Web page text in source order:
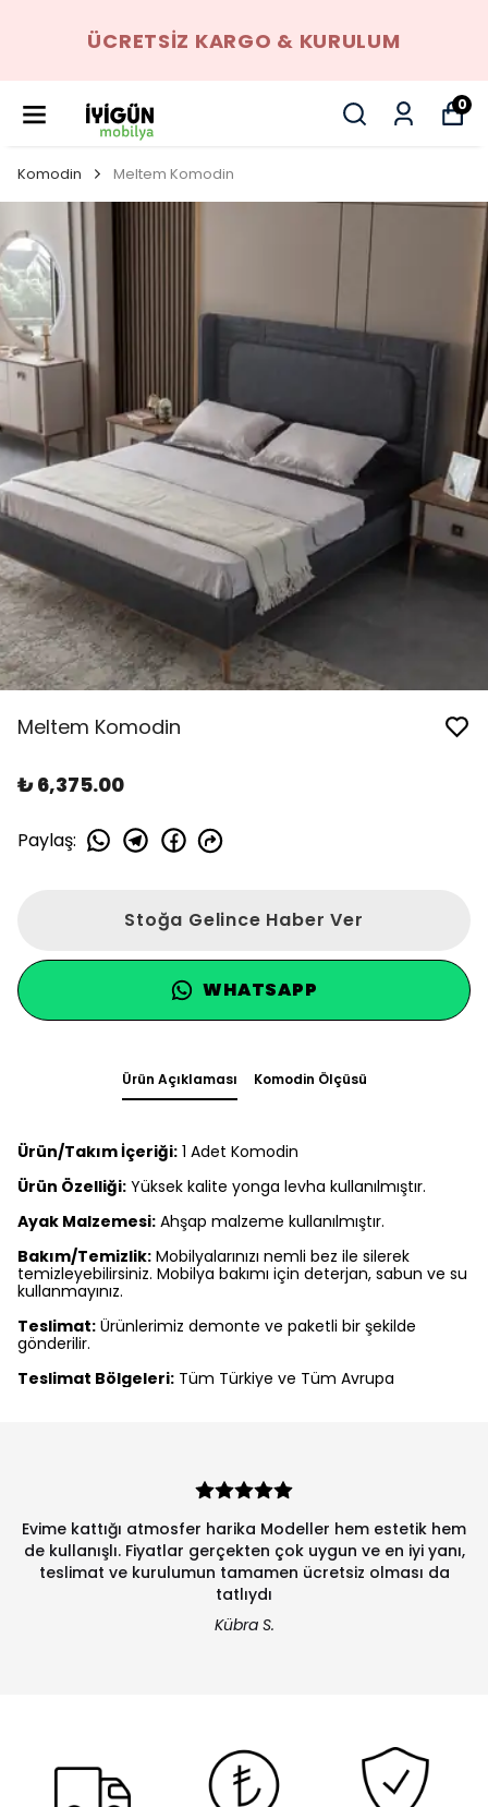
ÜCRETSIZ KARGO & KURULUM
0
Komodin Meltem Komodin
Meltem Komodin
₺ 6,375.00
Paylaş:
Stoğa Gelince Haber Ver
WHATSAPP
Ürün Açıklaması Komodin Ölçüsü
Ürün/Takım İçeriği: 1 Adet Komodin
Ürün Özelliği: Yüksek kalite yonga levha kullanılmıştır.
Ayak Malzemesi: Ahşap malzeme kullanılmıştır.
Bakım/Temizlik: Mobilyalarınızı nemli bez ile silerek
temizleyebilirsiniz. Mobilya bakımı için deterjan, sabun ve su
kullanmayınız.
Teslimat: Ürünlerimiz demonte ve paketli bir şekilde
gönderilir.
Teslimat Bölgeleri: Tüm Türkiye ve Tüm Avrupa
Evime kattığı atmosfer harika Modeller hem estetik hem
de kullanışlı. Fiyatlar gerçekten çok uygun ve en iyi yanı,
teslimat ve kurulumun tamamen ücretsiz olması da
tatlıydı
Kübra S.